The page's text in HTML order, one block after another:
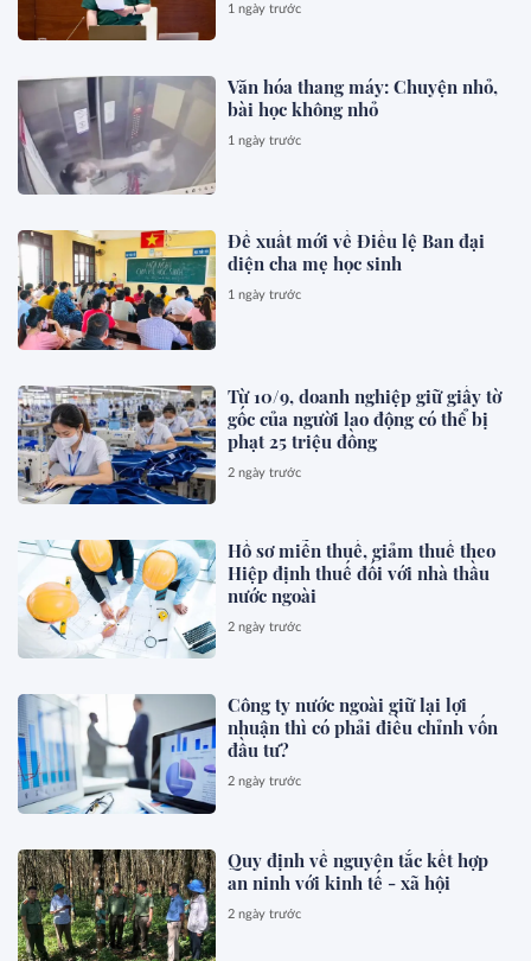
1 ngày trước
Văn hóa thang máy: Chuyện nhỏ,
bài học không nhỏ
1 ngày trước
Đề xuất mới về Điều lệ Ban đại
diện cha mẹ học sinh
1 ngày trước
Từ 10/9, doanh nghiệp giữ giấy tờ
gốc của người lao động có thể bị
phạt 25 triệu đồng
2 ngày trước
Hồ sơ miễn thuế, giảm thuế theo
Hiệp định thuế đối với nhà thầu
nước ngoài
2 ngày trước
Công ty nước ngoài giữ lại lợi
nhuận thì có phải điều chỉnh vốn
đầu tư?
2 ngày trước
Quy định về nguyên tắc kết hợp
an ninh với kinh tế - xã hội
2 ngày trước